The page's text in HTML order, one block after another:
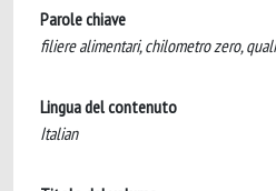
Parole chiave
filiere alimentari, chilometro zero,
Lingua del contenuto
Italian